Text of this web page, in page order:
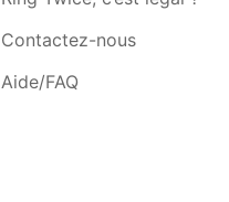
saint-vincent
Contactez-nous
Aide/FAQ